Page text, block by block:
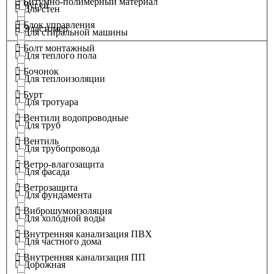
Для стен
Для стиральной машины
Для теплого пола
Для теплоизоляции
Для тротуара
Для труб
Для трубопровода
Для фасада
Для фундамента
Для холодной воды
Для частного дома
Дорожная
Чугун
Эластомер
Блок управления
Болт монтажный
Бочонок
Бурт
Вентили водопроводные
Вентиль
Ветро-влагозащита
Ветрозащита
Виброшумоизоляция
Внутренняя канализация ПВХ
Внутренняя канализация ПП